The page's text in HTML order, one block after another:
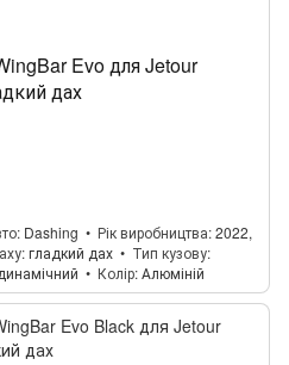
Evo для Jetour
дах
Dashing Рік виробництва 2022,
гладкий дах
Тип кузову
Колір Алюміній